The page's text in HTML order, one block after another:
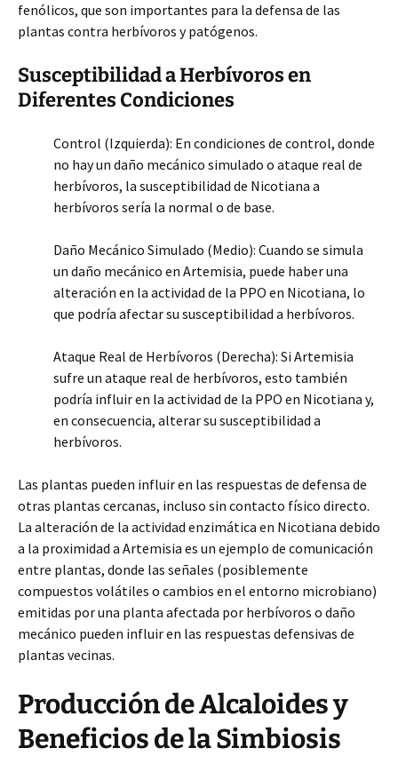
fenólicos, que son importantes para la defensa de las
plantas contra herbívoros y patógenos.
Susceptibilidad a Herbívoros en
Diferentes Condiciones
Control (Izquierda): En condiciones de control, donde
no hay un daño mecánico simulado o ataque real de
herbívoros, la susceptibilidad de Nicotiana a
herbívoros sería la normal o de base.
Daño Mecánico Simulado (Medio): Cuando se simula
un daño mecánico en Artemisia, puede haber una
alteración en la actividad de la PPO en Nicotiana, lo
que podría afectar su susceptibilidad a herbívoros.
Ataque Real de Herbívoros (Derecha): Si Artemisia
sufre un ataque real de herbívoros, esto también
podría influir en la actividad de la PPO en Nicotiana y,
en consecuencia, alterar su susceptibilidad a
herbívoros.
Las plantas pueden influir en las respuestas de defensa de
otras plantas cercanas, incluso sin contacto físico directo.
La alteración de la actividad enzimática en Nicotiana debido
a la proximidad a Artemisia es un ejemplo de comunicación
entre plantas, donde las señales (posiblemente
compuestos volátiles o cambios en el entorno microbiano)
emitidas por una planta afectada por herbívoros o daño
mecánico pueden influir en las respuestas defensivas de
plantas vecinas.
Producción de Alcaloides y
Beneficios de la Simbiosis